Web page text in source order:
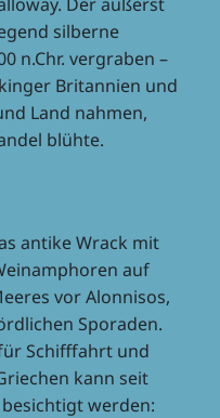
silberne
n.Chr. vergra­ben –
Britan­nien und
Land nahmen,
blühte.
antike Wrack mit
auf
vor Alon­ni­sos,
Spora­den.
Schiff­fahrt und
kann seit
werden: